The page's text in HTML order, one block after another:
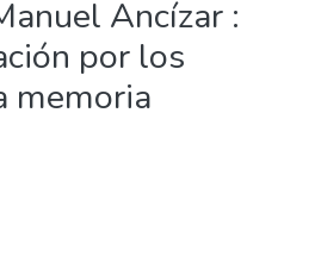
Ancízar :
por los
memoria